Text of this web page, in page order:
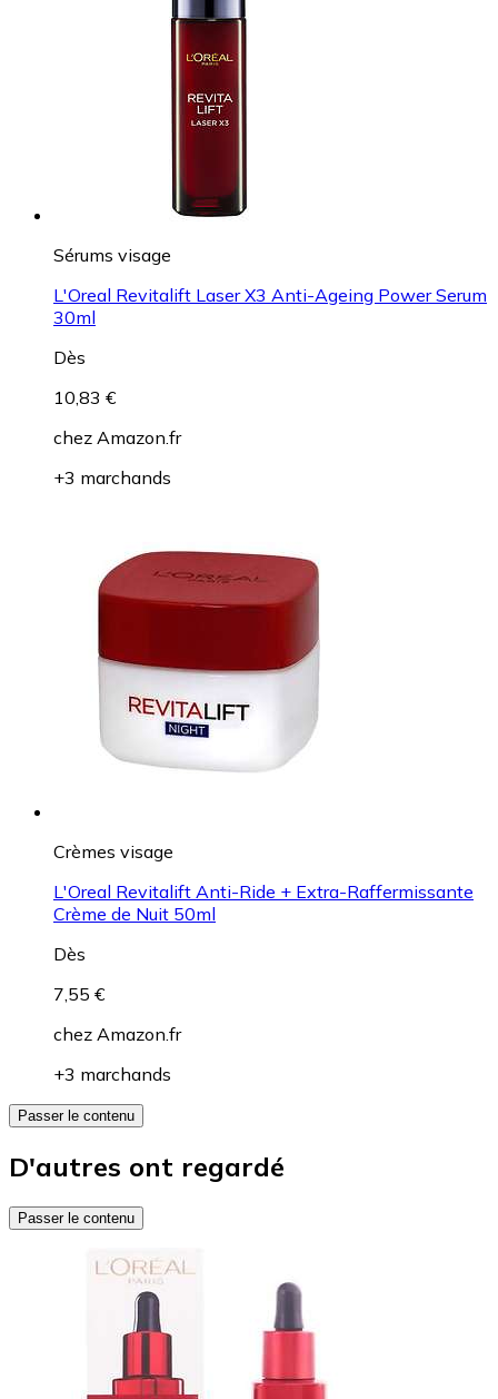
Sérums visage
L'Oreal Revitalift Laser X3 Anti-Ageing Power Serum
30ml
Dès
10,83 €
chez Amazon.fr
+3 marchands
Crèmes visage
L'Oreal Revitalift Anti-Ride + Extra-Raffermissante
Crème de Nuit 50ml
Dès
7,55 €
chez Amazon.fr
+3 marchands
Passer le contenu
D'autres ont regardé
Passer le contenu